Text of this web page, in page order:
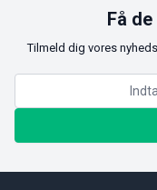
Få
Tilmeld dig vores